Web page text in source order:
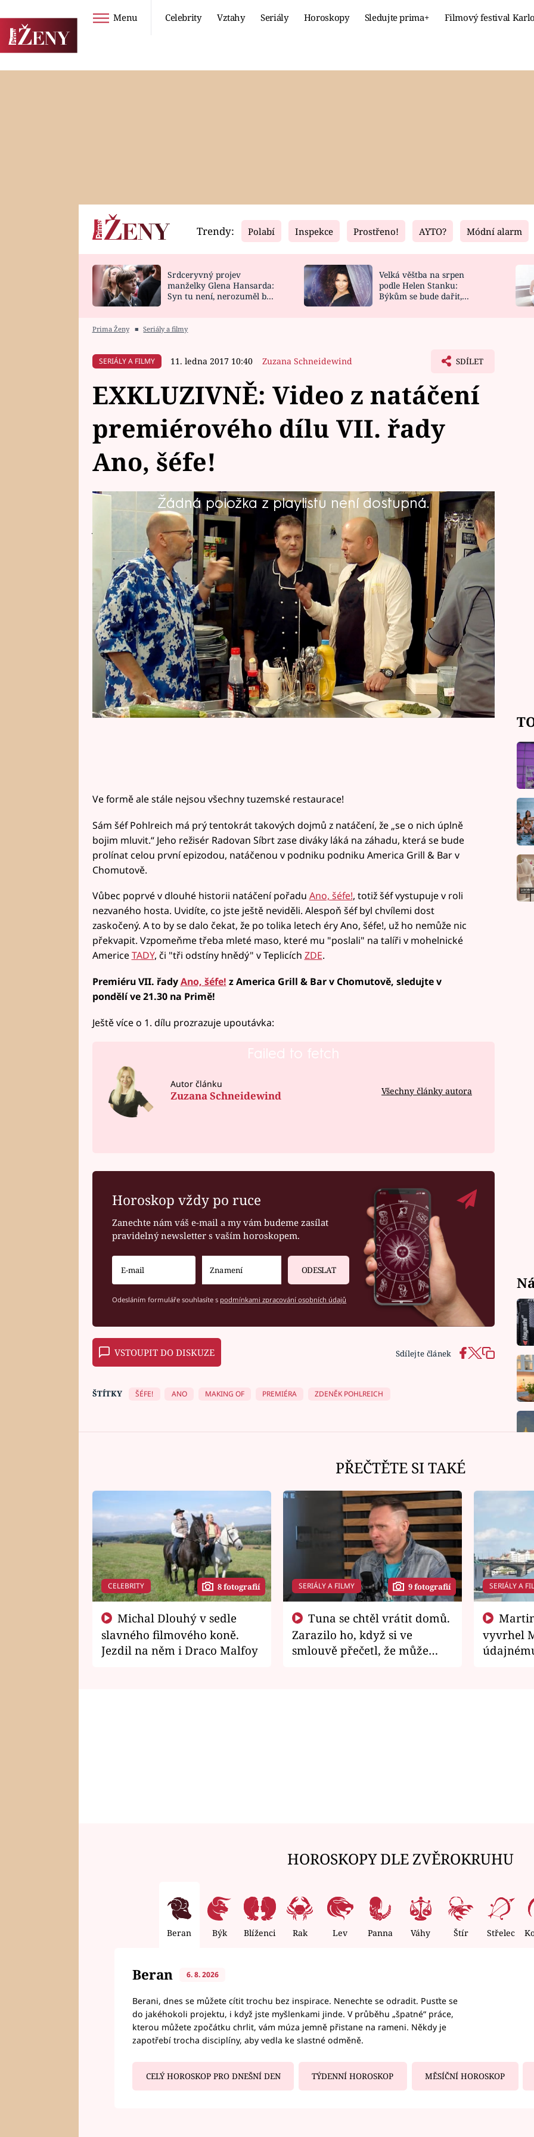
Menu Celebrity Vztahy Seriály Horoskopy Sledujte prima+ Filmový festival
Horoskopy
HOROSKOP NA
Video
CELEBRITY
VAŘENÍ
Fresh
NOVINKY
VIDEORECEPTY
Living
DESIGN
Trendy: Polabí Inspekce Prostřeno! AYTO? Módní alarm
Srdceryvný projev
manželky Glena Hansarda:
Syn tu není, nerozuměl by
Velká věštba na srpen
podle Helen Stanku:
Býkům se bude dařit,
Prima Ženy ■ Seriály a filmy
SERIÁLY A FILMY 11. ledna 2017 10:40 Zuzana Schneidewind SDÍLET
EXKLUZIVNĚ: Video z natáčení
premiérového dílu VII. řady
Ano, šéfe!
Žádná položka z playlistu není dostupná.
Ano, je to pravda! Již v pondělí 16. ledna startuje očekávaná VII. řada
jedné z nejsledovanějších show u nás - Ano, šéfe! v hlavní roli se
Zdeňkem Pohlreichem. Už dnes se však na videu hned v úvodu
můžete podívat, jak probíhalo natáčení. Zdeněk a celý tým tvůrců
show jsou evidentně ve formě!
Ve formě ale stále nejsou všechny tuzemské restaurace!
Sám šéf Pohlreich má prý tentokrát takových dojmů z natáčení, že „se o nich úplně
bojim mluvit.“ Jeho režisér Radovan Síbrt zase diváky láká na záhadu, která se bude
prolínat celou první epizodou, natáčenou v podniku podniku America Grill & Bar v
Chomutově.
Vůbec poprvé v dlouhé historii natáčení pořadu Ano, šéfe!, totiž šéf vystupuje v roli
nezvaného hosta. Uvidíte, co jste ještě neviděli. Alespoň šéf byl chvílemi dost
zaskočený. A to by se dalo čekat, že po tolika letech éry Ano, šéfe!, už ho nemůže nic
překvapit. Vzpomeňme třeba mleté maso, které mu "poslali" na talíři v mohelnické
AmericeTADY, či "tři odstíny hnědý" v Teplicích ZDE.
Premiéru VII. řadyAno, šéfe! z America Grill & Bar v Chomutově, sledujte v
pondělí ve 21.30 na Primě!
Ještě více o 1. dílu prozrazuje upoutávka:
Failed to fetch
Autor článku
Zuzana Schneidewind Všechny články autora
Horoskop vždy po ruce
Zanechte nám váš e-mail a my vám budeme zasílat
pravidelný newsletter s vaším horoskopem.
ODESLAT
Odesláním formuláře souhlasíte s podmínkami zpracování osobních údajů
VSTOUPIT DO DISKUZE Sdílejte článek
ŠTÍTKY ŠÉFE! ANO MAKING OF PREMIÉRA ZDENĚK POHLREICH
PŘEČTĚTE SI TAKÉ
CELEBRITY 8 fotografií
slavného filmového koně.
Jezdil na něm i Draco Malfoy
SERIÁLY A FILMY 9 fotografií
Zarazilo ho, když si ve
smlouvě přečetl, že může
SERIÁLY A
vyvrhel
HOROSKOPY DLE ZVĚROKRUHU
Beran Býk Blíženci Rak Lev Panna Váhy Štír Střelec
Beran 6. 8. 2026
Berani, dnes se můžete cítit trochu bez inspirace. Nenechte se odradit. Pusťte se
do jakéhokoli projektu, i když jste myšlenkami jinde. V průběhu „špatné“ práce,
kterou můžete zpočátku chrlit, vám múza jemně přistane na rameni. Někdy je
zapotřebí trocha disciplíny, aby vedla ke slastné odměně.
CELÝ HOROSKOP PRO DNEŠNÍ DEN TÝDENNÍ HOROSKOP MĚSÍČNÍ HOROSKOP